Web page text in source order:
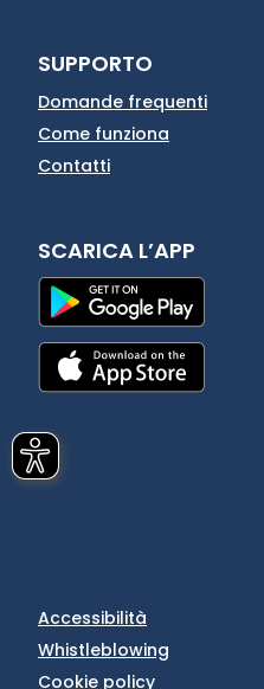
SUPPORTO
Domande frequenti
Come funziona
Contatti
SCARICA L’APP
Accessibilità
Whistleblowing
Cookie policy